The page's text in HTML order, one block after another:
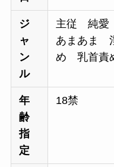
ジ
ャ
ン
ル
主従 純愛
あまあま
め 乳首
年
齢
指
定
18禁